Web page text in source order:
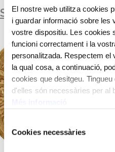
El nostre web utilitza cookies
i guardar informació sobre les
vostre dispositiu. Les cookies
funcioni correctament i la
personalitzada. Respectem el
la qual cosa, a continuació,
cookies que desitgeu.
d'elles són necessàries per al
Selecció
deCookies necessàries
SÒLID